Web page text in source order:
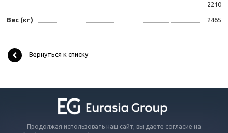
2210
Вес (кг) 2465
Вернуться к списку
Продолжая использовать наш сайт, вы даете согласие на